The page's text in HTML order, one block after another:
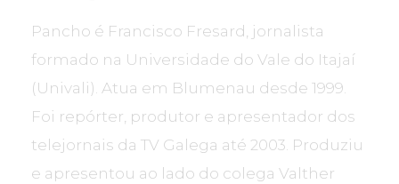
Pancho é Francisco Fresard, jornalista
formado na Universidade do Vale do Itajaí
(Univali). Atua em Blumenau desde 1999.
Foi repórter, produtor e apresentador dos
telejornais da TV Galega até 2003. Produziu
e apresentou ao lado do colega Valther